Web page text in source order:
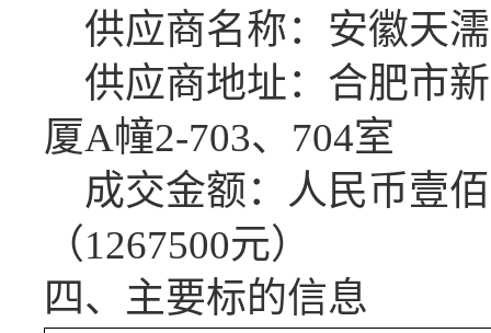
供应商名称：安徽天
供应商地址：合肥市
厦A幢2-703、704室
成交金额： 人民币壹
（1267500元）
四、主要标的信息